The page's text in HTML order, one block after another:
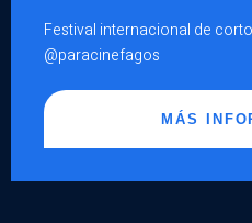
Festival internacional de
@paracinefagos
MÁS